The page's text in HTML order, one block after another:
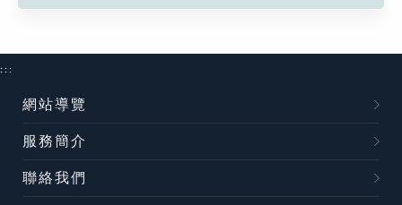
:::
網站導覽
服務簡介
聯絡我們